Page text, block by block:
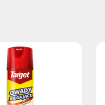
roboczy)